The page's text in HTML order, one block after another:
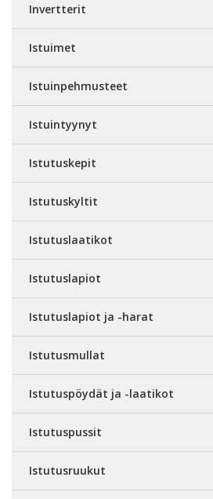
Invertterit
Istuimet
Istuinpehmusteet
Istuintyynyt
Istutuskepit
Istutuskyltit
Istutuslaatikot
Istutuslapiot
Istutuslapiot ja -harat
Istutusmullat
Istutuspöydät ja -laatikot
Istutuspussit
Istutusruukut